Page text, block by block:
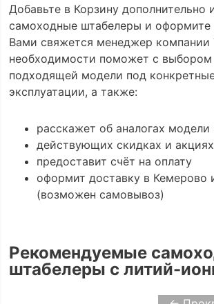
Добавьте в Корзину дополнительно
самоходные штабелеры и оформите
Вами свяжется менеджер
необходимости поможет с выбором
подходящей модели под
эксплуатации, а также:
расскажет об аналогах модели
действующих скидках и акциях
предоставит счёт на оплату
оформит доставку в Кемерово
(возможен самовывоз)
Рекомендуемые
штабелеры с литий-